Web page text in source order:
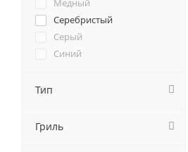
Electrolux
Electronicsdeluxe
Evelux
EXITEQ
Fulgor-Milano
Медный
Серебристый
Серый
Синий
Тип
Гриль